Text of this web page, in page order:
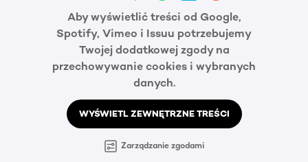
Aby wyświetlić treści od Google,
Spotify, Vimeo i Issuu potrzebujemy
Twojej dodatkowej zgody na
przechowywanie cookies i wybranych
danych.
WYŚWIETL ZEWNĘTRZNE TREŚCI
Zarządzanie zgodami